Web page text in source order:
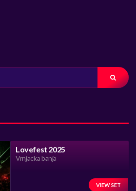
Lovefest 2025
Vrnjacka banja
VIEW SET